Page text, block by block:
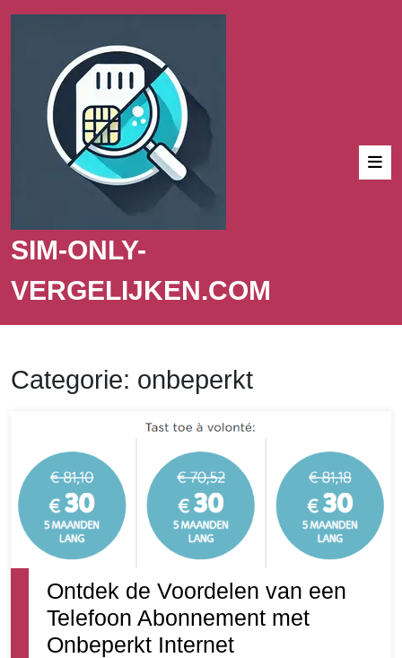
SIM-ONLY-
VERGELIJKEN.COM
Categorie: onbeperkt
Ontdek de Voordelen van een
Telefoon Abonnement met
Onbeperkt Internet